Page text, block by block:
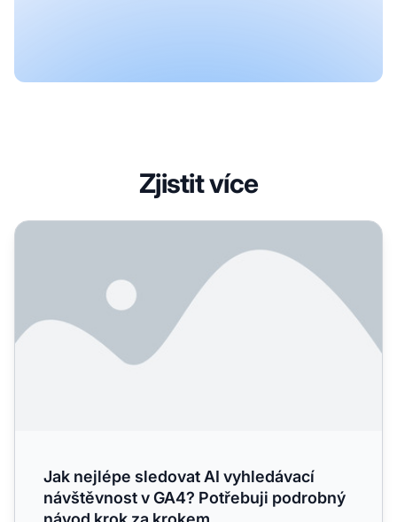
Zjistit více
Jak nejlépe sledovat AI vyhledávací návštěvnost v
Jak nejlépe sledovat AI vyhledávací
návštěvnost v GA4? Potřebuji podrobný